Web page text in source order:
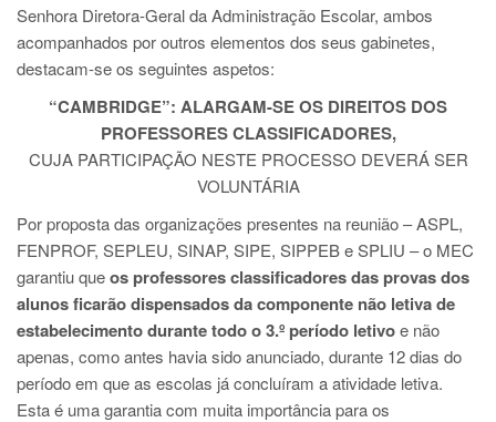
Senhora Diretora-Geral da Administração Escolar, ambos
acompanhados por outros elementos dos seus gabinetes,
destacam-se os seguintes aspetos:
“CAMBRIDGE”: ALARGAM-SE OS DIREITOS DOS
PROFESSORES CLASSIFICADORES,
CUJA PARTICIPAÇÃO NESTE PROCESSO DEVERÁ SER
VOLUNTÁRIA
Por proposta das organizações presentes na reunião – ASPL,
FENPROF, SEPLEU, SINAP, SIPE, SIPPEB e SPLIU – o MEC
garantiu queos professores classificadores das provas dos
alunos ficarão dispensados da componente não letiva de
estabelecimento durante todo o 3.º período letivoe não
apenas, como antes havia sido anunciado, durante 12 dias do
período em que as escolas já concluíram a atividade letiva.
Esta é uma garantia com muita importância para os